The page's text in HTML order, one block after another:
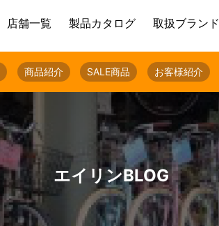
店舗一覧 製品カタログ 取扱ブランド
商品紹介 SALE商品 お客様紹介
エイリンBLOG